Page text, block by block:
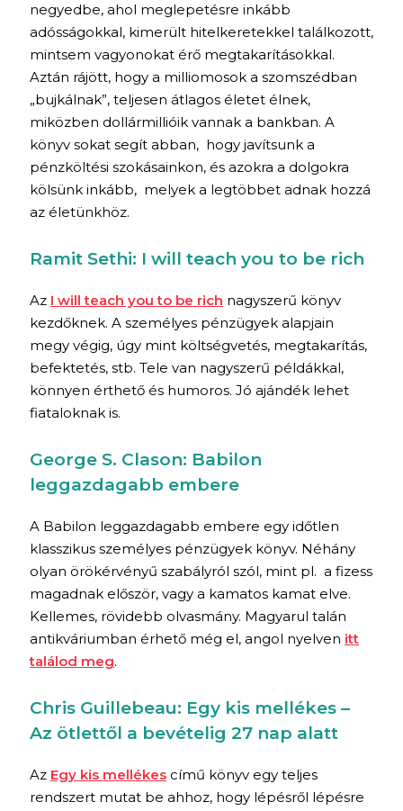
negyedbe, ahol meglepetésre inkább
adósságokkal, kimerült hitelkeretekkel találkozott,
mintsem vagyonokat érő megtakarításokkal.
Aztán rájött, hogy a milliomosok a szomszédban
„bujkálnak”, teljesen átlagos életet élnek,
miközben dollármillióik vannak a bankban. A
könyv sokat segít abban, hogy javítsunk a
pénzköltési szokásainkon, és azokra a dolgokra
kölsünk inkább, melyek a legtöbbet adnak hozzá
az életünkhöz.
Ramit Sethi: I will teach you to be rich
Az I will teach you to be rich nagyszerű könyv
kezdőknek. A személyes pénzügyek alapjain
megy végig, úgy mint költségvetés, megtakarítás,
befektetés, stb. Tele van nagyszerű példákkal,
könnyen érthető és humoros. Jó ajándék lehet
fiataloknak is.
George S. Clason: Babilon
leggazdagabb embere
A Babilon leggazdagabb embere egy időtlen
klasszikus személyes pénzügyek könyv. Néhány
olyan örökérvényű szabályról szól, mint pl. a fizess
magadnak először, vagy a kamatos kamat elve.
Kellemes, rövidebb olvasmány. Magyarul talán
antikváriumban érhető még el, angol nyelven itt
találod meg.
Chris Guillebeau: Egy kis mellékes –
Az ötlettől a bevételig 27 nap alatt
Az Egy kis mellékes című könyv egy teljes
rendszert mutat be ahhoz, hogy lépésről lépésre